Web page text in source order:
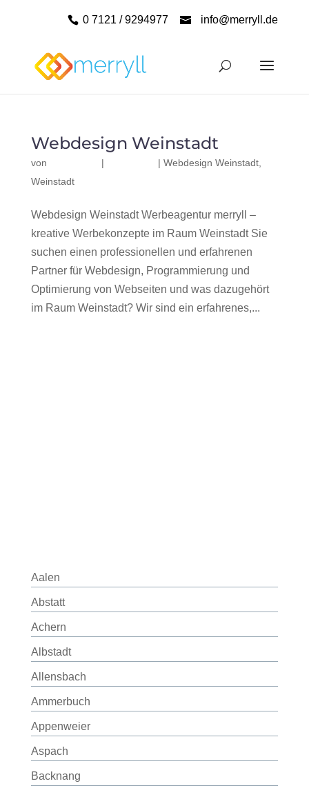
0 7121 / 9294977 info@merryll.de
Webdesign Weinstadt
von | | Webdesign Weinstadt,
Weinstadt
Webdesign Weinstadt Werbeagentur merryll –
kreative Werbekonzepte im Raum Weinstadt Sie
suchen einen professionellen und erfahrenen
Partner für Webdesign, Programmierung und
Optimierung von Webseiten und was dazugehört
im Raum Weinstadt? Wir sind ein erfahrenes,...
Aalen
Abstatt
Achern
Albstadt
Allensbach
Ammerbuch
Appenweier
Aspach
Backnang